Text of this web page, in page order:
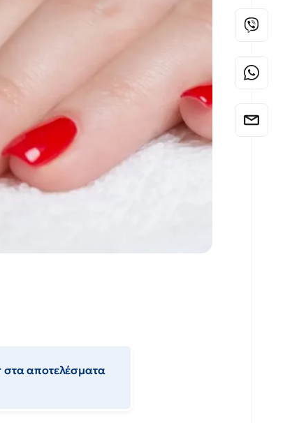
στα αποτελέσματα